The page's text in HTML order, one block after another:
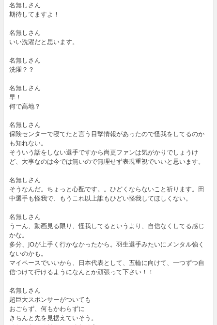
名無しさん
期待してますよ！
名無しさん
いい洗濯だと思います。
名無しさん
洗濯？？
名無しさん
早！
何で高地？
名無しさん
保険センターで寝てたと言う目撃情報があったので怪我をしてるのか
も知れない。
そういう話をしない選手ですから尚更ファンは気がかりでしょうけ
ど、大事なのは今では無いので無理せず表現重視でいいと思います。
名無しさん
そうなんだ。ちょっと心配です。。ひどくならないこと祈ります。田
中選手も怪我で、もうこれ以上誰もひどい怪我してほしくない。
名無しさん
うーん、動画見る限り、怪我してるというより、自信なくしてる感じ
かな。
多分、JOが上手く行かなかったから。羽生選手みたいにメンタル強く
ないのかも。
マイペースでいいから、日本代表として、五輪に向けて、一つずつ自
信つけて行けるようになんとか頑張って下さい！！
名無しさん
超巨大スポンサーがついても
おごらず、何もかわらずに
きちんと先を見据えていそう。